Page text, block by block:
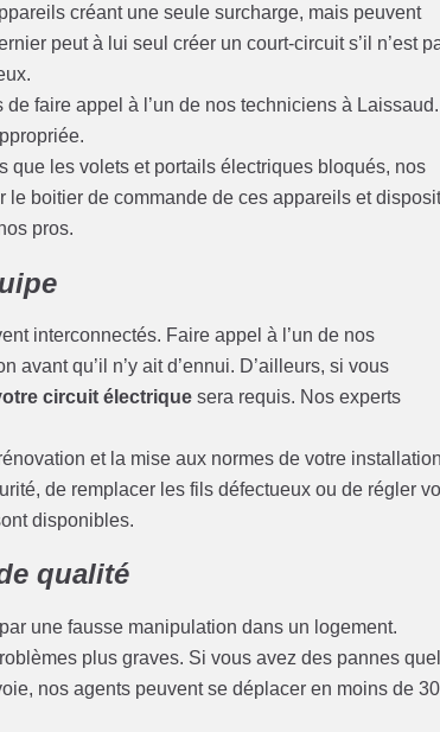
créant une seule surcharge, mais peuvent
peut à lui seul créer un court-circuit s’il n’est
faire appel à l’un de nos techniciens à Laissaud.
que les volets et portails électriques bloqués, nos
boitier de commande de ces appareils et
pros.
interconnectés. Faire appel à l’un de nos
qu’il n’y ait d’ennui. D’ailleurs, si vous
circuit électrique sera requis. Nos experts
et la mise aux normes de votre installation
de remplacer les fils défectueux ou de régler
disponibles.
qualité
une fausse manipulation dans un logement.
plus graves. Si vous avez des pannes
nos agents peuvent se déplacer en moins de 30